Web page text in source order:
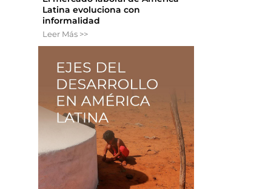
Latina evoluciona con
informalidad
Leer Más >>